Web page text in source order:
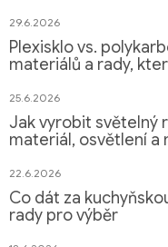
29.6.2026
Plexisklo vs.
materiálů a rady,
25.6.2026
Jak vyrobit světelný
materiál, osvětlení a
22.6.2026
Co dát za
rady pro výběr